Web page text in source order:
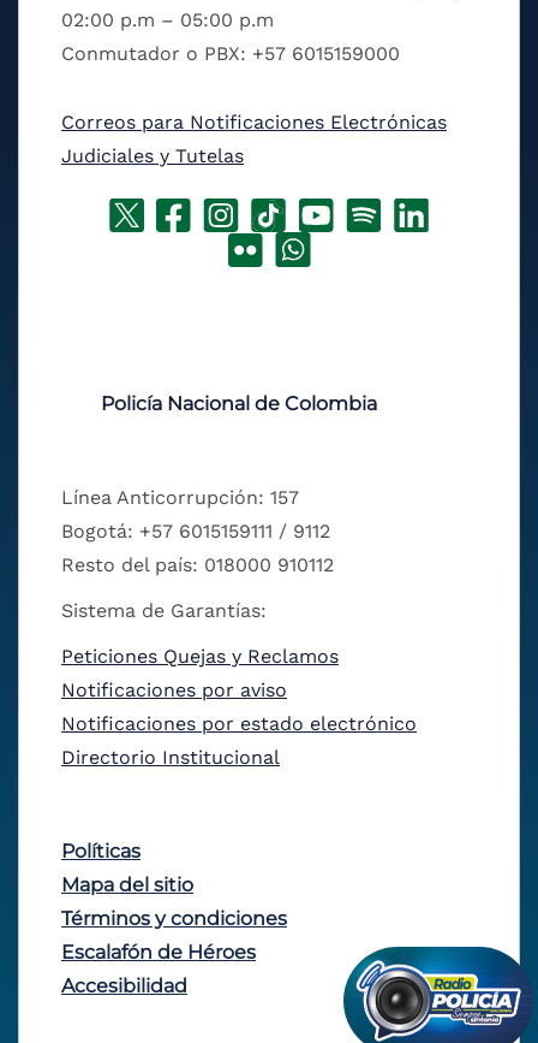
02:00 p.m – 05:00 p.m
Conmutador o PBX: +57 6015159000
Correos para Notificaciones Electrónicas
Judiciales y Tutelas
Policía Nacional de Colombia
Línea Anticorrupción: 157
Bogotá: +57 6015159111 / 9112
Resto del país: 018000 910112
Sistema de Garantías:
Peticiones Quejas y Reclamos
Notificaciones por aviso
Notificaciones por estado electrónico
Directorio Institucional
Políticas
Mapa del sitio
Términos y condiciones
Escalafón de Héroes
Accesibilidad